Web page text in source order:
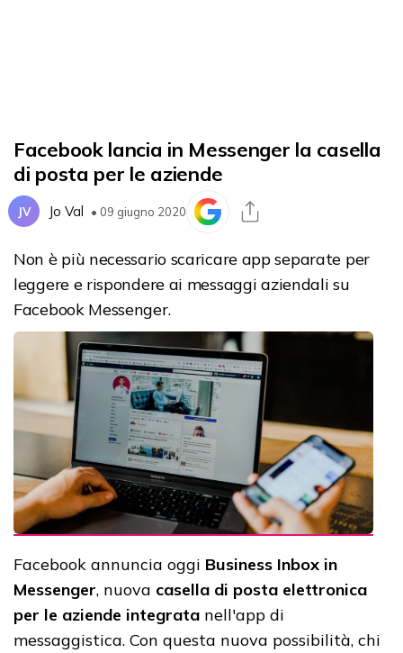
Facebook lancia in Messenger la casella
di posta per le aziende
JV Jo Val • 09 giugno 2020
Non è più necessario scaricare app separate per
leggere e rispondere ai messaggi aziendali su
Facebook Messenger.
Facebook annuncia oggi Business Inbox in
Messenger, nuova casella di posta elettronica
per le aziende integrata nell'app di
messaggistica. Con questa nuova possibilità, chi